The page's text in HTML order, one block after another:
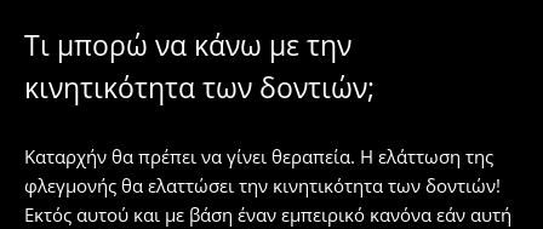
Τι μπορώ να κάνω με την
κινητικότητα των δοντιών;
Καταρχήν θα πρέπει να γίνει θεραπεία. Η ελάττωση της
φλεγμονής θα ελαττώσει την κινητικότητα των δοντιών!
Εκτός αυτού και με βάση έναν εμπειρικό κανόνα εάν αυτή